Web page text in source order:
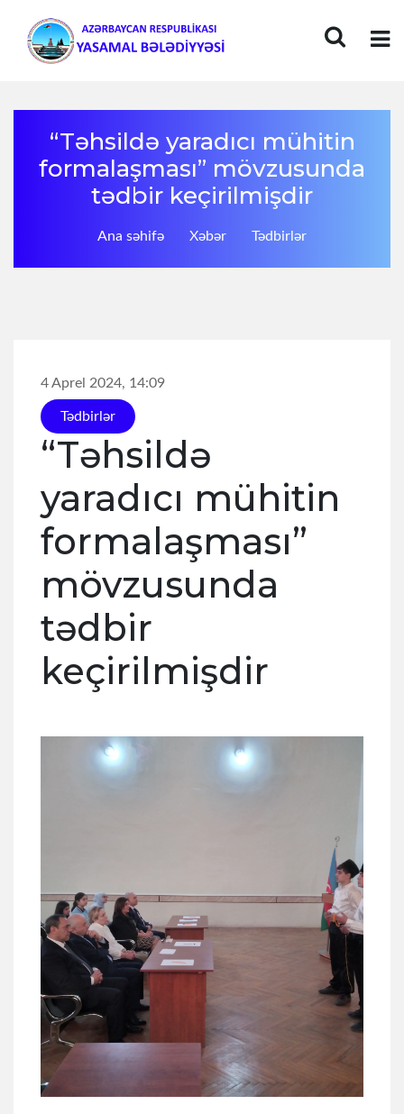
“Təhsildə yaradıcı mühitin
formalaşması” mövzusunda
tədbir keçirilmişdir
Ana səhifə Xəbər Tədbirlər
4 Aprel 2024, 14:09
Tədbirlər
“Təhsildə
yaradıcı mühitin
formalaşması”
mövzusunda
tədbir
keçirilmişdir